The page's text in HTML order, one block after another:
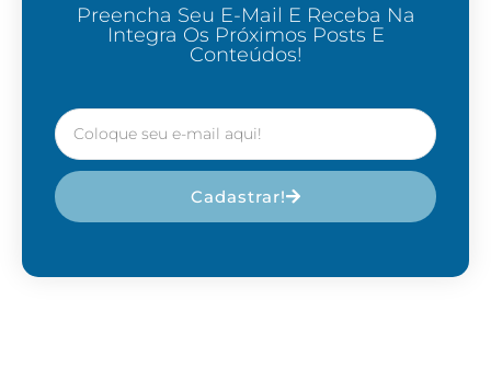
Preencha Seu E-Mail E Receba Na
Integra Os Próximos Posts E
Conteúdos!
Cadastrar!